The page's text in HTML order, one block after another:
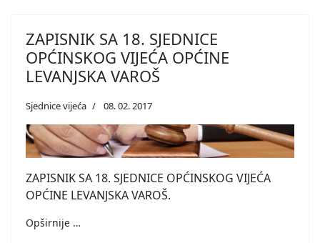
ZAPISNIK SA 18. SJEDNICE
OPĆINSKOG VIJEĆA OPĆINE
LEVANJSKA VAROŠ
Sjednice vijeća 08. 02. 2017
ZAPISNIK SA 18. SJEDNICE OPĆINSKOG VIJEĆA
OPĆINE LEVANJSKA VAROŠ.
Opširnije …